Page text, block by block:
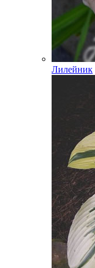
Лилейник